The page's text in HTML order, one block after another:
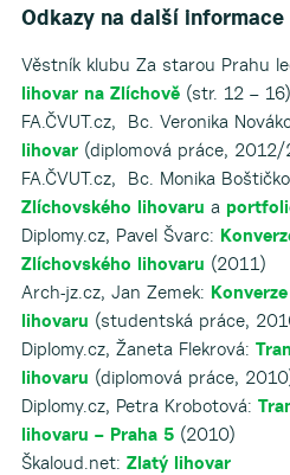
Odkazy na další informace
Věstník klubu Za starou Prahu
lihovar na Zlíchově(str. 12 – 16)
FA.ČVUT.cz, Bc. Veronika
lihovar(diplomová práce, 2012/
FA.ČVUT.cz, Bc. Monika
Zlíchovského lihovaru a
Diplomy.cz, Pavel Švarc:
Zlíchovského lihovaru (2011)
Arch-jz.cz, Jan Zemek:
lihovaru (studentská práce,
Diplomy.cz, Žaneta Flekrová:
lihovaru (diplomová práce,
Diplomy.cz, Petra Krobotová:
lihovaru – Praha 5(2010)
Škaloud.net: Zlatý lihovar